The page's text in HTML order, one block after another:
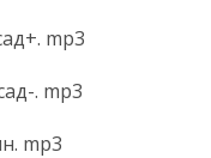
mp3
. mp3
mp3